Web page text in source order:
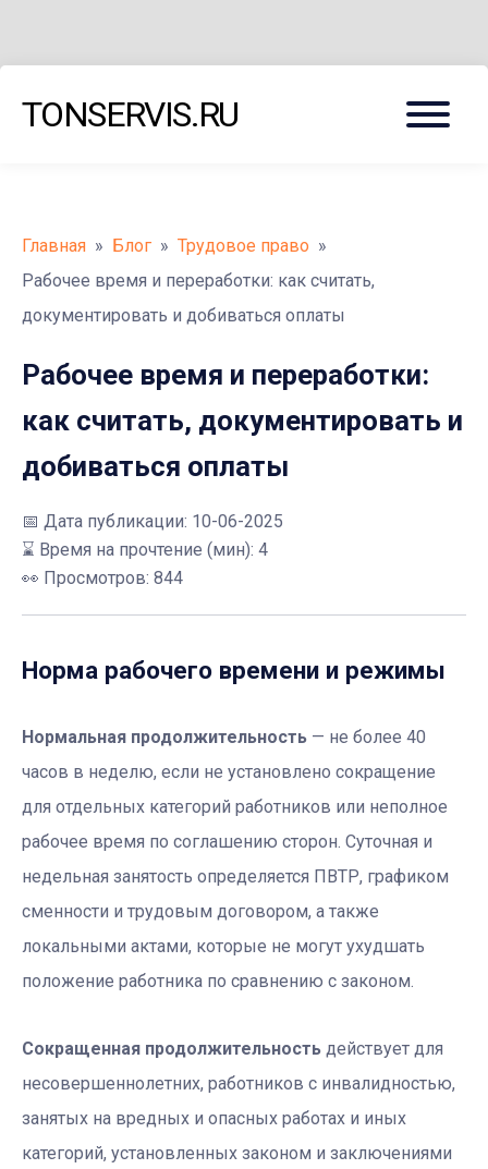
TONSERVIS.RU Меню
Главная » Блог » Трудовое право »
Рабочее время и переработки: как считать,
документировать и добиваться оплаты
Рабочее время и переработки:
как считать, документировать и
добиваться оплаты
📅 Дата публикации: 10-06-2025
⌛ Время на прочтение (мин): 4
👀 Просмотров: 844
Норма рабочего времени и режимы
Нормальная продолжительность — не более 40
часов в неделю, если не установлено сокращение
для отдельных категорий работников или неполное
рабочее время по соглашению сторон. Суточная и
недельная занятость определяется ПВТР, графиком
сменности и трудовым договором, а также
локальными актами, которые не могут ухудшать
положение работника по сравнению с законом.
Сокращенная продолжительность действует для
несовершеннолетних, работников с инвалидностью,
занятых на вредных и опасных работах и иных
категорий, установленных законом и заключениями